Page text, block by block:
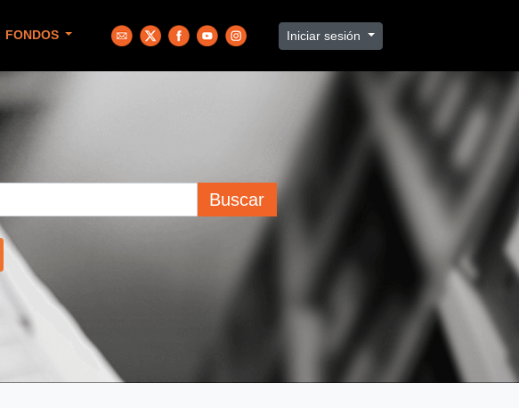
FONDOS Iniciar sesión
Buscar